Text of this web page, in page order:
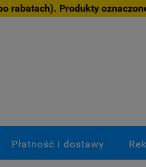
rabatach). Produkty
Płatność i dostawy